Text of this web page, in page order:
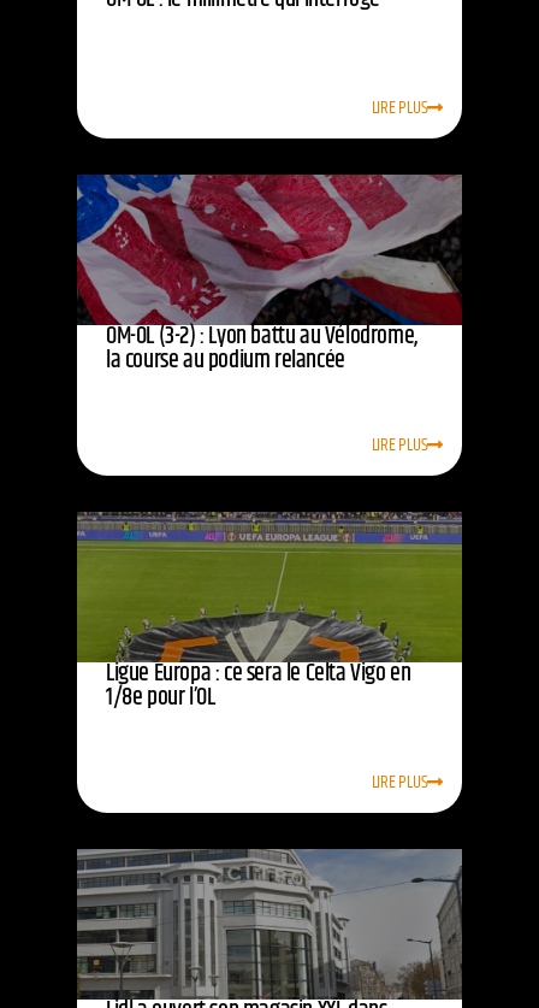
LIRE PLUS
OM-OL (3-2) : Lyon battu au Vélodrome,
la course au podium relancée
LIRE PLUS
Ligue Europa : ce sera le Celta Vigo en
1/8e pour l’OL
LIRE PLUS